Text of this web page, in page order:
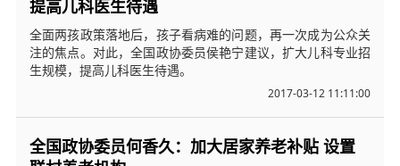
提高儿科医生待遇
全面两孩政策落地后，孩子看病难的问题，再一次成为公众关
注的焦点。对此，全国政协委员侯艳宁建议，扩大儿科专业招
生规模，提高儿科医生待遇。
2017-03-12 11:11:00
全国政协委员何香久：加大居家养老补贴 设置